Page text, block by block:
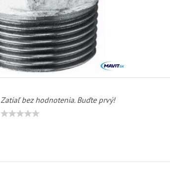
Zatiaľ bez hodnotenia. Buďte prvý!